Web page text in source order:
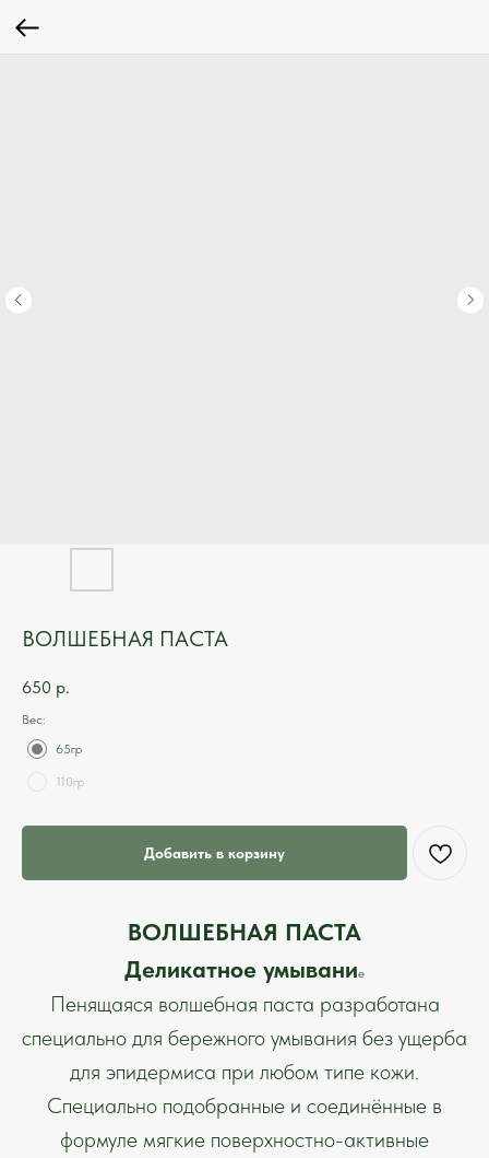
ВОЛШЕБНАЯ ПАСТА
650 р.
Вес:
65гр
110гр
Добавить в корзину
ВОЛШЕБНАЯ ПАСТА
Деликатное умывание
Пенящаяся волшебная паста разработана
специально для бережного умывания без ущерба
для эпидермиса при любом типе кожи.
Специально подобранные и соединённые в
формуле мягкие поверхностно-активные